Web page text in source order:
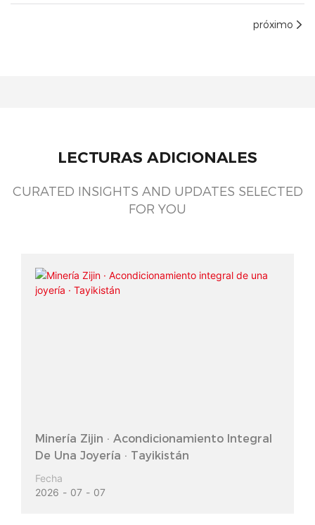
próximo
LECTURAS ADICIONALES
CURATED INSIGHTS AND UPDATES SELECTED
FOR YOU
Minería Zijin · Acondicionamiento Integral
De Una Joyería · Tayikistán
Fecha
2026
07 07